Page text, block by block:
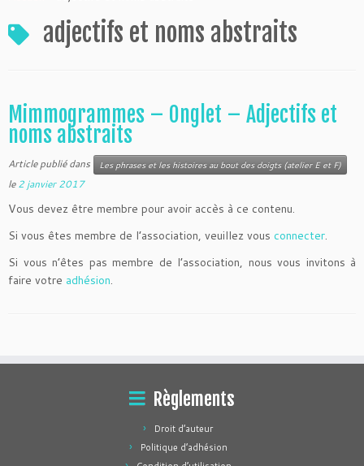
adjectifs et noms abstraits
Mimmogrammes – Onglet – Adjectifs et
noms abstraits
Article publié dans Les phrases et les histoires au bout des doigts (atelier E et F)
le2 janvier 2017
Vous devez être membre pour avoir accès à ce contenu.
Si vous êtes membre de l’association, veuillez vous connecter.
Si vous n’êtes pas membre de l’association, nous vous invitons à
faire votre adhésion.
Règlements
Droit d’auteur
Politique d’adhésion